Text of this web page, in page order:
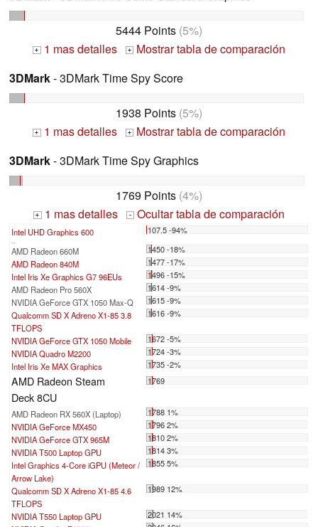
5444 Points (5%)
+ 1 mas detalles +
Mostrar tabla de comparación
3DMark- 3DMark Time Spy Score
1938 Points (5%)
+ 1 mas detalles +
Mostrar tabla de comparación
3DMark- 3DMark Time Spy Graphics
1769 Points (4%)
+ 1 mas detalles - Ocultar tabla de comparación
Intel UHD Graphics 600 107.5 -94%
AMD Radeon 660M
1450 -18%
AMD Radeon 840M
1477 -17%
Intel Iris Xe Graphics G7 96EUs
1496 -15%
AMD Radeon Pro 560X
1614 -9%
NVIDIA GeForce GTX 1050 Max-Q
1615 -9%
Qualcomm SD X Adreno X1-85 3.8
TFLOPS
1616 -9%
NVIDIA GeForce GTX 1050 Mobile
1672 -5%
NVIDIA Quadro M2200
1724 -3%
Intel Iris Xe MAX Graphics
1735 -2%
AMD Radeon Steam
Deck 8CU
1769
AMD Radeon RX 560X (Laptop)
1788 1%
NVIDIA GeForce MX450
1796 2%
NVIDIA GeForce GTX 965M
1810 2%
NVIDIA T500 Laptop GPU
1814 3%
Intel Graphics 4-Core iGPU (Meteor /
Arrow Lake)
1855 5%
Qualcomm SD X Adreno X1-85 4.6
TFLOPS
1989 12%
NVIDIA T550 Laptop GPU
2021 14%